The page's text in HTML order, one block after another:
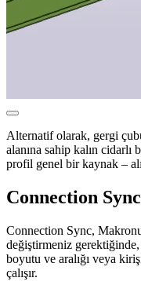
Alternatif olarak, gergi
alanına sahip kalın
profil genel bir kaynak –
Connection Sync
Connection Sync,
değiştirmeniz gerektiğinde,
boyutu ve aralığı veya
çalışır.